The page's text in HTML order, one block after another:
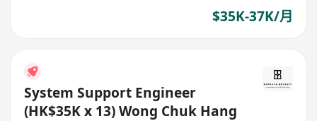
$35K-37K/月
System Support Engineer
(HK$35K x 13) Wong Chuk Hang